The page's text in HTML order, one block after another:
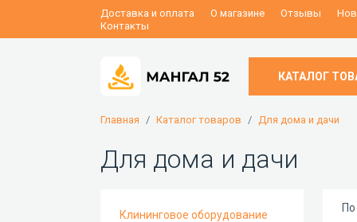
Доставка и оплата О магазине Отзывы
Контакты
КАТАЛОГ
Главная Каталог товаров Для дома и дачи
Для дома и дачи
Клининговое оборудование